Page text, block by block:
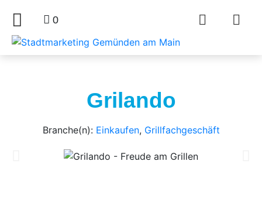
0
Grilando
Branche(n): Einkaufen, Grillfachgeschäft